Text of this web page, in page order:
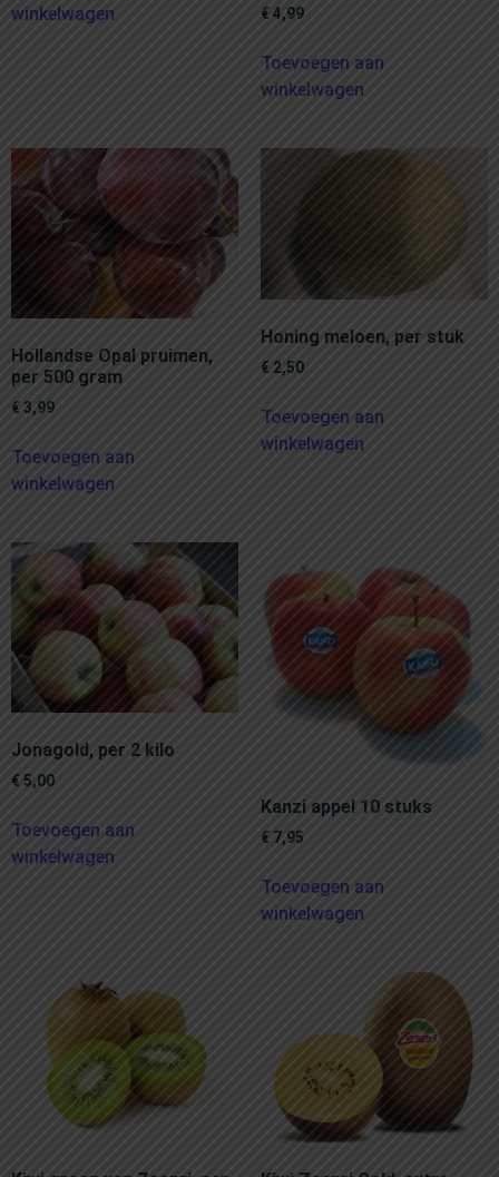
winkelwagen
€ 4,99
Toevoegen aan
winkelwagen
Hollandse Opal pruimen,
per 500 gram
€ 3,99
Toevoegen aan
winkelwagen
Honing meloen, per stuk
€ 2,50
Toevoegen aan
winkelwagen
Jonagold, per 2 kilo
€ 5,00
Toevoegen aan
winkelwagen
Kanzi appel 10 stuks
€ 7,95
Toevoegen aan
winkelwagen